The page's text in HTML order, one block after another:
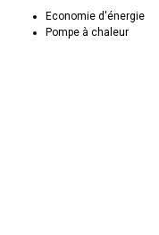
Economie d'énergie
Pompe à chaleur